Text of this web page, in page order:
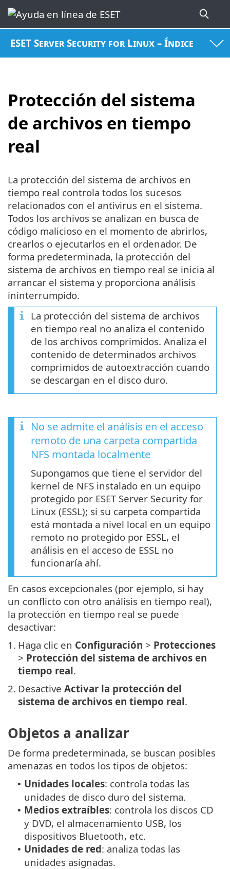
ESET Server Security for Linux – Índice
Protección del sistema
de archivos en tiempo
real
La protección del sistema de archivos en
tiempo real controla todos los sucesos
relacionados con el antivirus en el sistema.
Todos los archivos se analizan en busca de
código malicioso en el momento de abrirlos,
crearlos o ejecutarlos en el ordenador. De
forma predeterminada, la protección del
sistema de archivos en tiempo real se inicia al
arrancar el sistema y proporciona análisis
ininterrumpido.
La protección del sistema de archivos
en tiempo real no analiza el contenido
de los archivos comprimidos. Analiza el
contenido de determinados archivos
comprimidos de autoextracción cuando
se descargan en el disco duro.
No se admite el análisis en el acceso
remoto de una carpeta compartida
NFS montada localmente
Supongamos que tiene el servidor del
kernel de NFS instalado en un equipo
protegido por ESET Server Security for
Linux (ESSL); si su carpeta compartida
está montada a nivel local en un equipo
remoto no protegido por ESSL, el
análisis en el acceso de ESSL no
funcionaría ahí.
En casos excepcionales (por ejemplo, si hay
un conflicto con otro análisis en tiempo real),
la protección en tiempo real se puede
desactivar:
1. Haga clic en Configuración > Protecciones
> Protección del sistema de archivos en
tiempo real.
2. Desactive Activar la protección del
sistema de archivos en tiempo real.
Objetos a analizar
De forma predeterminada, se buscan posibles
amenazas en todos los tipos de objetos:
• Unidades locales: controla todas las
unidades de disco duro del sistema.
• Medios extraíbles: controla los discos CD
y DVD, el almacenamiento USB, los
dispositivos Bluetooth, etc.
• Unidades de red: analiza todas las
unidades asignadas.